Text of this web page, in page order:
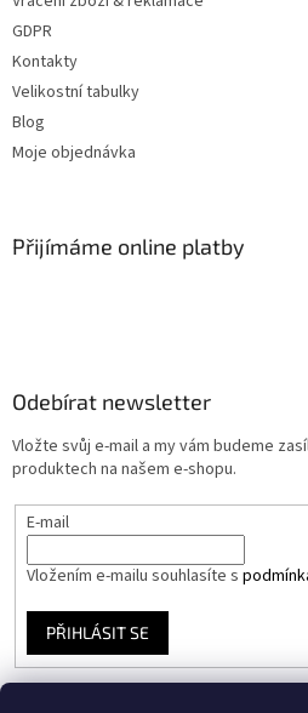
GDPR
Kontakty
Velikostní tabulky
Blog
Moje objednávka
Přijímáme online platby
Odebírat newsletter
Vložte svůj e-mail a my vám budeme
produktech na našem e-shopu.
E-mail
Vložením e-mailu souhlasíte s
PŘIHLÁSIT SE